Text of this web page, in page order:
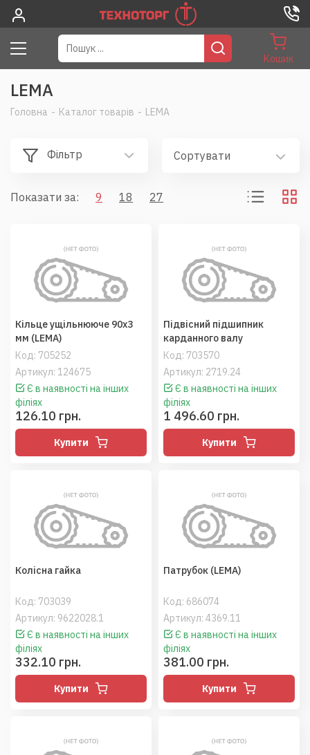
Кошик
LEMA
Головна - Каталог товарів - LEMA
Фільтр Сортувати
Показати за: 9 18 27
Код: 705252
Артикул: 124675
Кільце ущільнююче 90х3
мм (LEMA)
Є в наявності на інших
філіях
126.10 грн.
Купити
Код: 703570
Артикул: 2719.24
Підвісний підшипник
карданного валу
Є в наявності на інших
філіях
1 496.60 грн.
Купити
Код: 703039
Артикул: 9622028.1
Колісна гайка
Є в наявності на інших
філіях
332.10 грн.
Купити
Код: 686074
Артикул: 4369.11
Патрубок (LEMA)
Є в наявності на інших
філіях
381.00 грн.
Купити